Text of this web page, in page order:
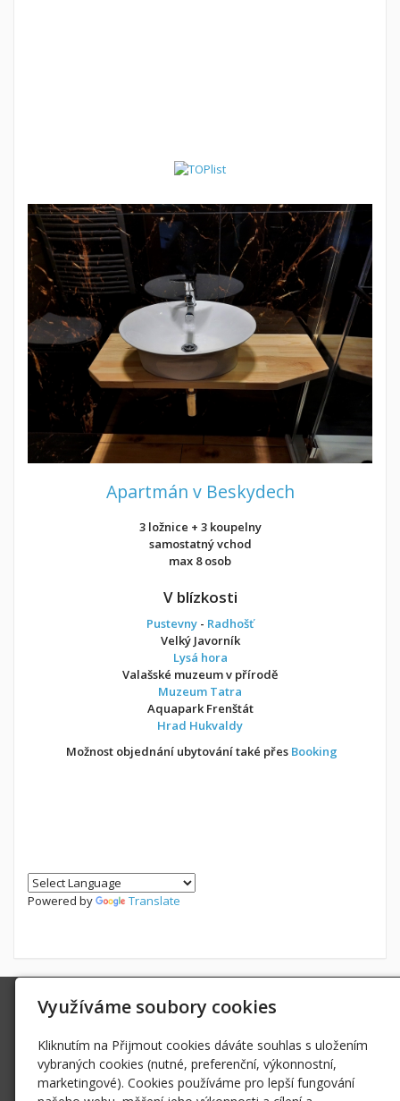
Apartmán v Beskydech
3 ložnice + 3 koupelny
samostatný vchod
max 8 osob
V blízkosti
Pustevny - Radhošť
Velký Javorník
Lysá hora
Valašské muzeum v přírodě
Muzeum Tatra
Aquapark Frenštát
Hrad Hukvaldy
Možnost objednání ubytování také přes Booking
Powered by Translate
Ing. Radek Hoďák
IČ: 18979661
radek@hodak.cz
Využíváme soubory cookies
Kliknutím na Přijmout cookies dáváte souhlas s uložením
vybraných cookies (nutné, preferenční, výkonnostní,
marketingové). Cookies používáme pro lepší fungování